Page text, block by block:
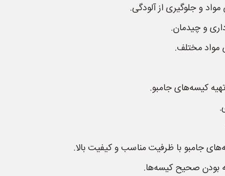
و جلوگیری از آلودگی.
و چیدمان.
مواد مختلف.
کیسه‌های جامبو.
جامبو با ظرفیت مناسب و کیفیت بالا.
بودن صحیح کیسه‌ها.